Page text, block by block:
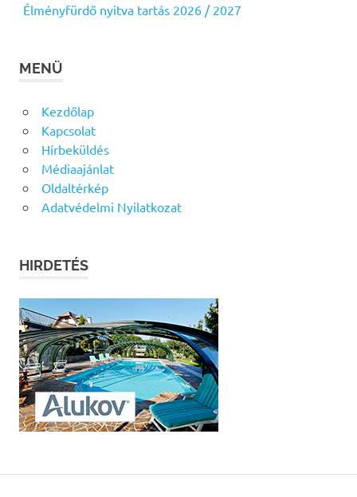
Élményfürdő nyitva tartás 2026 / 2027
MENÜ
Kezdőlap
Kapcsolat
Hírbeküldés
Médiaajánlat
Oldaltérkép
Adatvédelmi Nyilatkozat
HIRDETÉS